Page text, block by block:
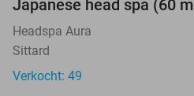
Japanese head spa (60
Headspa Aura
Sittard
Verkocht: 49